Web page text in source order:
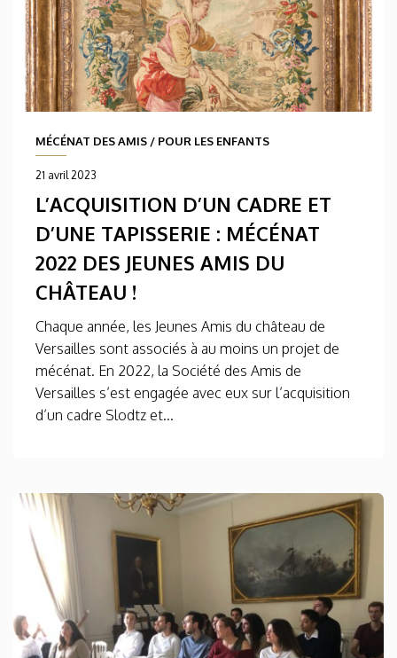
MÉCÉNAT DES AMIS / POUR LES ENFANTS
21 avril 2023
L’ACQUISITION D’UN CADRE ET
D’UNE TAPISSERIE : MÉCÉNAT
2022 DES JEUNES AMIS DU
CHÂTEAU !
Chaque année, les Jeunes Amis du château de
Versailles sont associés à au moins un projet de
mécénat. En 2022, la Société des Amis de
Versailles s’est engagée avec eux sur l’acquisition
d’un cadre Slodtz et...